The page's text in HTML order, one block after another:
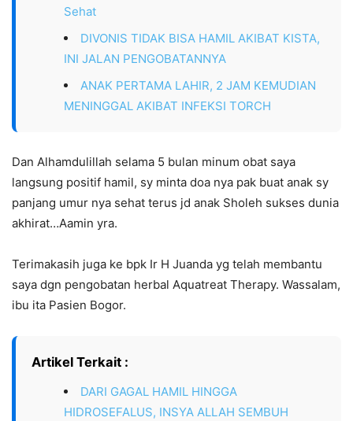
Sehat
DIVONIS TIDAK BISA HAMIL AKIBAT KISTA,
INI JALAN PENGOBATANNYA
ANAK PERTAMA LAHIR, 2 JAM KEMUDIAN
MENINGGAL AKIBAT INFEKSI TORCH
Dan Alhamdulillah selama 5 bulan minum obat saya
langsung positif hamil, sy minta doa nya pak buat anak sy
panjang umur nya sehat terus jd anak Sholeh sukses dunia
akhirat…Aamin yra.
Terimakasih juga ke bpk Ir H Juanda yg telah membantu
saya dgn pengobatan herbal Aquatreat Therapy. Wassalam,
ibu ita Pasien Bogor.
Artikel Terkait :
DARI GAGAL HAMIL HINGGA
HIDROSEFALUS, INSYA ALLAH SEMBUH